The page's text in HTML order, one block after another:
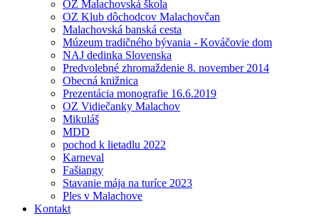
OZ Malachovská škola
OZ Klub dôchodcov Malachovčan
Malachovská banská cesta
Múzeum tradičného bývania - Kováčovie dom
NAJ dedinka Slovenska
Predvolebné zhromaždenie 8. november 2014
Obecná knižnica
Prezentácia monografie 16.6.2019
OZ Vidiečanky Malachov
Mikuláš
MDD
pochod k lietadlu 2022
Karneval
Fašiangy
Stavanie mája na turíce 2023
Ples v Malachove
Kontakt